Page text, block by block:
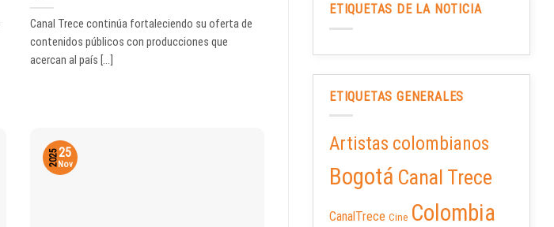
Canal Trece continúa fortaleciendo su oferta de
contenidos públicos con producciones que
acercan al país [...]
25
Nov
2025
ETIQUETAS DE LA NOTICIA
ETIQUETAS GENERALES
Artistas colombianos
Bogotá Canal Trece
CanalTrece Cine Colombia